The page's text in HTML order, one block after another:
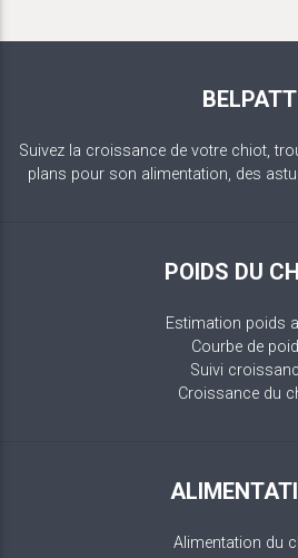
BELPATT
Suivez la croissance de votre chiot,
plans pour son alimentation, des
POIDS DU
Estimation poids
Courbe de
Suivi
Croissance du
Alimentation du